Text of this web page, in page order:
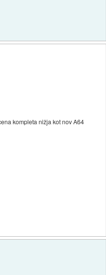
kompleta nižja kot nov A64